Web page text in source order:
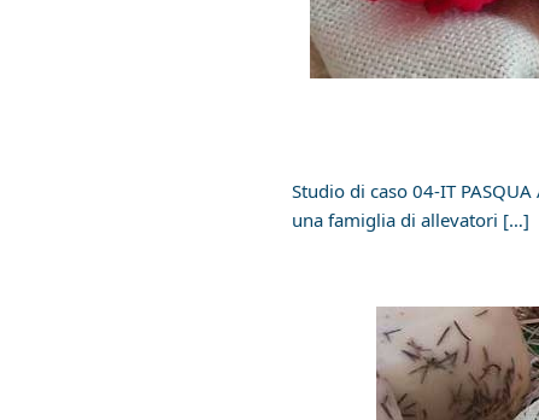
Studio di caso 04-IT
una famiglia di allevatori […]